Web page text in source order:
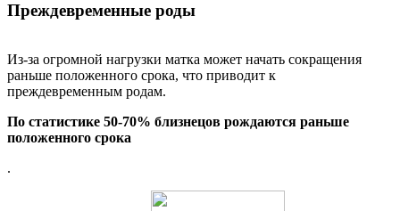
Преждевременные роды
Из-за огромной нагрузки матка может начать сокращения
раньше положенного срока, что приводит к
преждевременным родам.
По статистике 50-70% близнецов рождаются раньше
положенного срока
.